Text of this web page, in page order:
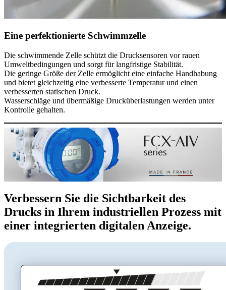
Eine perfektionierte Schwimmzelle
Die schwimmende Zelle schützt die Drucksensoren vor rauen
Umweltbedingungen und sorgt für langfristige Stabilität.
Die geringe Größe der Zelle ermöglicht eine einfache Handhabung
und bietet gleichzeitig eine verbesserte Temperatur und einen
verbesserten statischen Druck.
Wasserschläge und übermäßige Drucküberlastungen werden unter
Kontrolle gehalten.
Verbessern Sie die Sichtbarkeit des
Drucks in Ihrem industriellen Prozess mit
einer integrierten digitalen Anzeige.